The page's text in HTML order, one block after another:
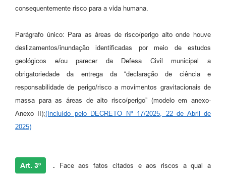
consequentemente risco para a vida humana.
Parágrafo único: Para as áreas de risco/perigo alto onde houve
deslizamentos/inundação identificadas por meio de estudos
geológicos e/ou parecer da Defesa Civil municipal a
obrigatoriedade da entrega da “declaração de ciência e
responsabilidade de perigo/risco a movimentos gravitacionais de
massa para as áreas de alto risco/perigo” (modelo em anexo-
Anexo II);(Incluído pelo DECRETO Nº 17/2025, 22 de Abril de
2025)
Art. 3º . Face aos fatos citados e aos riscos a qual a